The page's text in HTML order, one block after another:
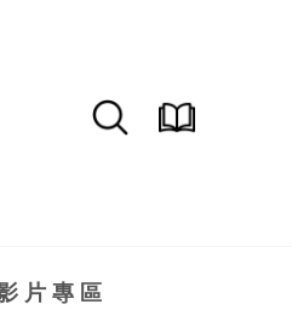
片專區